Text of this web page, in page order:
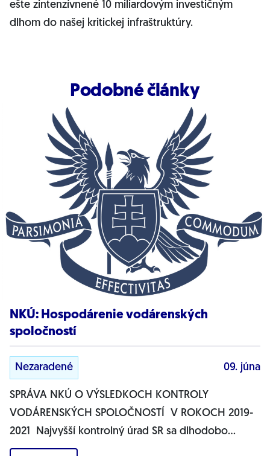
ešte zintenzívnené 10 miliardovým investičným
dlhom do našej kritickej infraštruktúry.
Podobné články
NKÚ: Hospodárenie vodárenských
spoločností
Nezaradené 09. júna
SPRÁVA NKÚ O VÝSLEDKOCH KONTROLY
VODÁRENSKÝCH SPOLOČNOSTÍ V ROKOCH 2019-
2021 Najvyšší kontrolný úrad SR sa dlhodobo
venuje problematike hospodárenia vodárenských